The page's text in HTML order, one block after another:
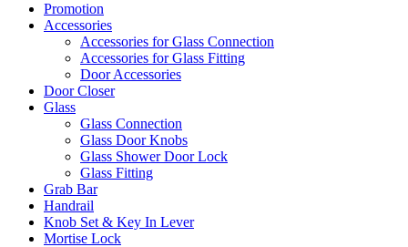
Promotion
Accessories
Accessories for Glass Connection
Accessories for Glass Fitting
Door Accessories
Door Closer
Glass
Glass Connection
Glass Door Knobs
Glass Shower Door Lock
Glass Fitting
Grab Bar
Handrail
Knob Set & Key In Lever
Mortise Lock